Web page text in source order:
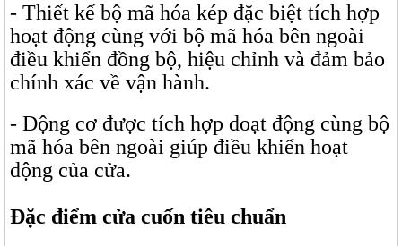
- Thiết kế bộ mã hóa kép đặc biệt tích hợp
hoạt động cùng với bộ mã hóa bên ngoài
điều khiển đồng bộ, hiệu chỉnh và đảm bảo
chính xác về vận hành.
- Động cơ được tích hợp doạt động cùng bộ
mã hóa bên ngoài giúp điều khiển hoạt
động của cửa.
Đặc điểm cửa cuốn tiêu chuẩn